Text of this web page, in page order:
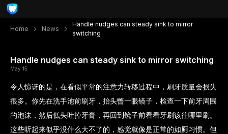
Home News
Handle nudges can steady sink to mirror
switching
Handle nudges can steady sink to mirror switching
May 15
令人惊讶的是，在看似平常的注意力转移过程中，刷牙质量会损失
很多。你先在洗手池前刷牙，抬头瞥一眼镜子，检查一下前牙周围
的泡沫，然后低头吐掉牙膏，再回到镜子前看看牙刷该往哪里刷。
这些听起来似乎没什么大不了的，感觉就像是正常的如厕习惯。但